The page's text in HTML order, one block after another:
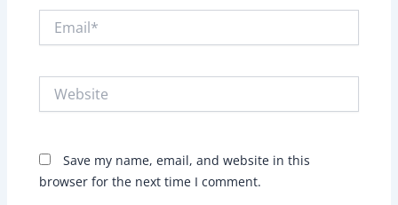
Website
Save my name, email, and website in this
browser for the next time I comment.